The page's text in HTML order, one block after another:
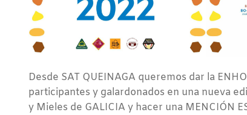
Desde SAT QUEINAGA queremos dar la
participantes y galardonados en una nueva
y Mieles de GALICIA y hacer una MENCIÓN